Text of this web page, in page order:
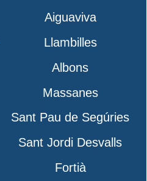
Aiguaviva
Llambilles
Albons
Massanes
Sant Pau de Segúries
Sant Jordi Desvalls
Fortià